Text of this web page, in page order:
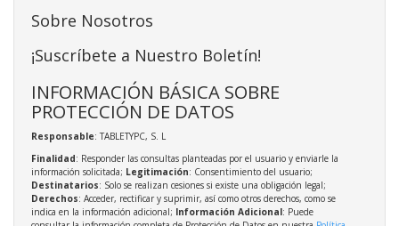
Sobre Nosotros
¡Suscríbete a Nuestro Boletín!
INFORMACIÓN BÁSICA SOBRE
PROTECCIÓN DE DATOS
Responsable: TABLETYPC, S. L
Finalidad: Responder las consultas planteadas por el usuario y enviarle la
información solicitada; Legitimación: Consentimiento del usuario;
Destinatarios: Solo se realizan cesiones si existe una obligación legal;
Derechos: Acceder, rectificar y suprimir, así como otros derechos, como se
indica en la información adicional; Información Adicional: Puede